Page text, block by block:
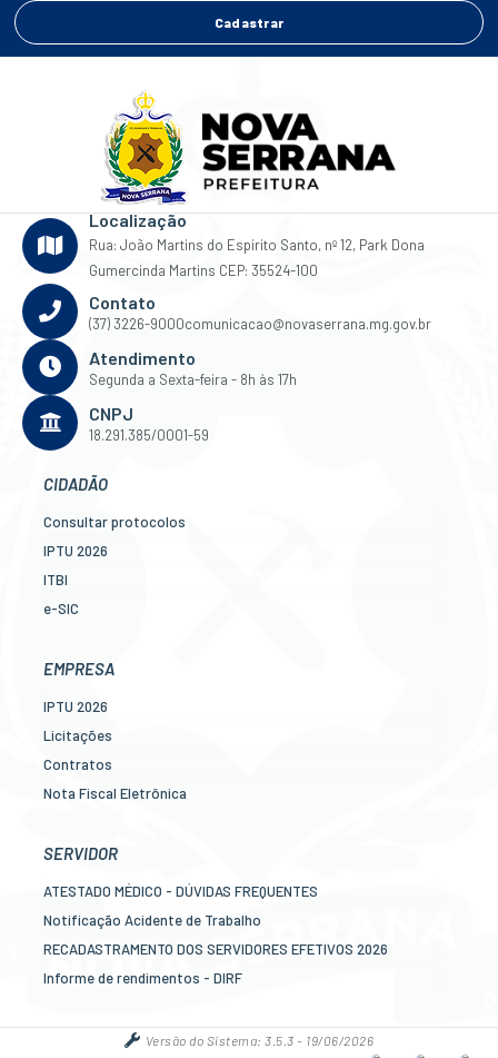
Cadastrar
Localização
Rua: João Martins do Espirito Santo, nº 12, Park Dona
Gumercinda Martins CEP: 35524-100
Contato
(37) 3226-9000comunicacao@novaserrana.mg.gov.br
Atendimento
Segunda a Sexta-feira - 8h às 17h
CNPJ
18.291.385/0001-59
CIDADÃO
Consultar protocolos
IPTU 2026
ITBI
e-SIC
Legislação
EMPRESA
IPTU 2026
Licitações
Contratos
Nota Fiscal Eletrônica
Transparência
SERVIDOR
ATESTADO MÉDICO - DÚVIDAS FREQUENTES
Notificação Acidente de Trabalho
RECADASTRAMENTO DOS SERVIDORES EFETIVOS 2026
Informe de rendimentos - DIRF
Mais serviços online para o servidor
Versão do Sistema:3.5.3 - 19/06/2026